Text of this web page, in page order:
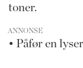
toner.
ANNONSE
• Påfør en